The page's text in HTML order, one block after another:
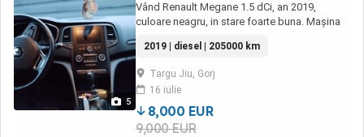
5
Vând Renault Megane 1.5 dCi, an 2019,
culoare neagru, in stare foarte buna. Mașina
făcute la timp. - motor 1.5 dCi - transmisie
manuala - kilometraj 205000 km Dotari:
navigație GPS, senzori de parcare, comenzi
pe volan, climatronic, jante de aliaj cu
cauciucuri ...
2019 | diesel | 205000 km
Targu Jiu, Gorj
16 iulie
8,000 EUR
9,000 EUR